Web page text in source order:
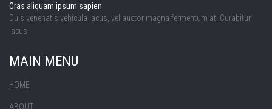
Cras aliquam ipsum sapien
Duis venenatis vehicula lacus, vel auctor magna fermentum at. Curabitur
lacus
MAIN MENU
HOME
ABOUT